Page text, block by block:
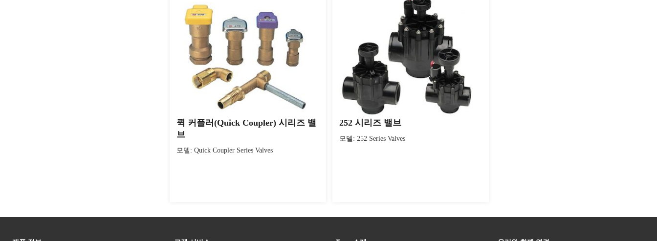
퀵 커플러(Quick Coupler) 시리즈 밸
브
모델: Quick Coupler Series Valves
252 시리즈 밸브
모델: 252 Series Valves